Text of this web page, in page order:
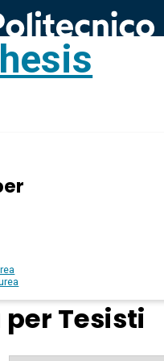
per Tesisti